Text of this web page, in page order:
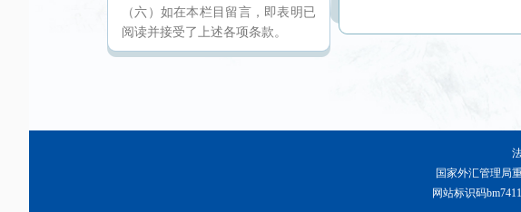
（六）如在本栏目留言，即表明已
阅读并接受了上述各项条款。
国家外汇管理局
网站标识码